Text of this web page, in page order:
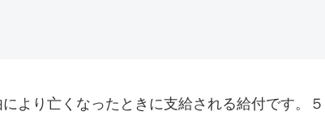
より亡くなったときに支給される給付です。５